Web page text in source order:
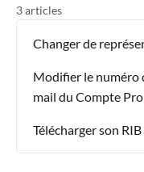
3 articles
Changer de
Modifier le numéro
mail du Compte Pro
Télécharger son